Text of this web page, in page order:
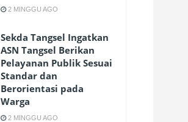
2 MINGGU AGO
Sekda Tangsel Ingatkan
ASN Tangsel Berikan
Pelayanan Publik Sesuai
Standar dan
Berorientasi pada
Warga
2 MINGGU AGO